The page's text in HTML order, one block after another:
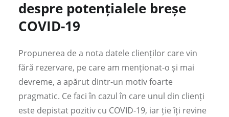
despre potențialele breșe
COVID-19
Propunerea de a nota datele clienților care vin
fără rezervare, pe care am menționat-o și mai
devreme, a apărut dintr-un motiv foarte
pragmatic. Ce faci în cazul în care unul din clienți
este depistat pozitiv cu COVID-19, iar ție îți revine